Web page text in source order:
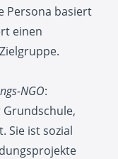
Persona basiert
einen
NGO:
Grundschule,
Sie ist sozial